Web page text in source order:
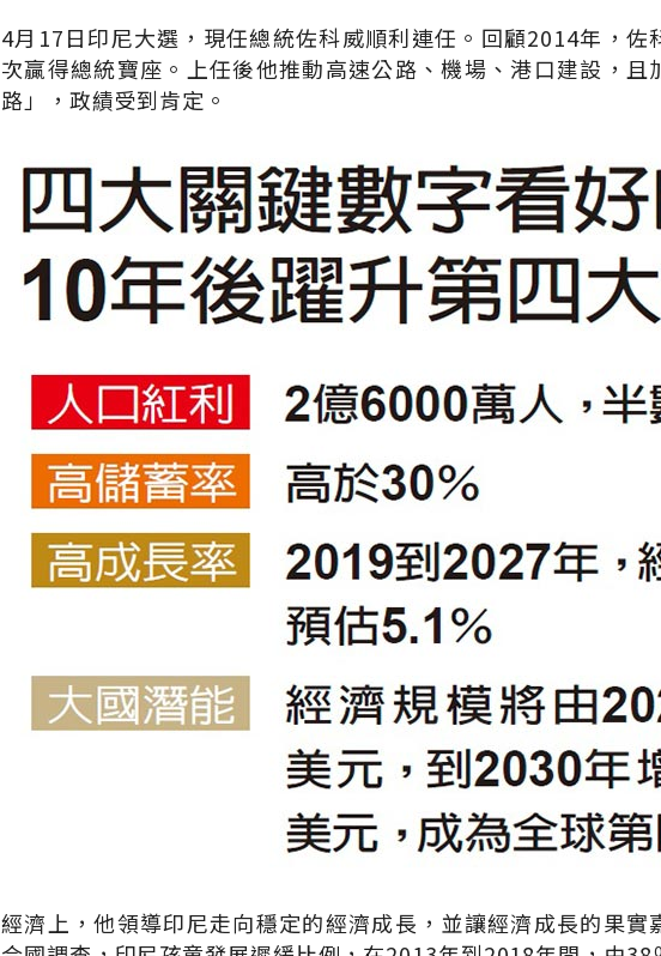
4月17日印尼大選，現任總統佐科威順利連任。回顧2014年，佐
次贏得總統寶座。上任後他推動高速公路、機場、港口建設，且
路」，政績受到肯定。
經濟上，他領導印尼走向穩定的經濟成長，並讓經濟成長的果實